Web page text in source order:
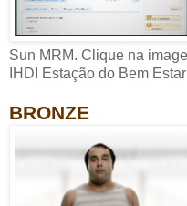
Sun MRM. Clique na
IHDI Estação do Bem Estar
BRONZE